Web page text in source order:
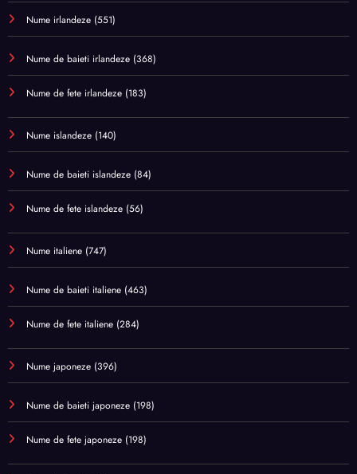
Nume irlandeze (551)
Nume de baieti irlandeze (368)
Nume de fete irlandeze (183)
Nume islandeze (140)
Nume de baieti islandeze (84)
Nume de fete islandeze (56)
Nume italiene (747)
Nume de baieti italiene (463)
Nume de fete italiene (284)
Nume japoneze (396)
Nume de baieti japoneze (198)
Nume de fete japoneze (198)